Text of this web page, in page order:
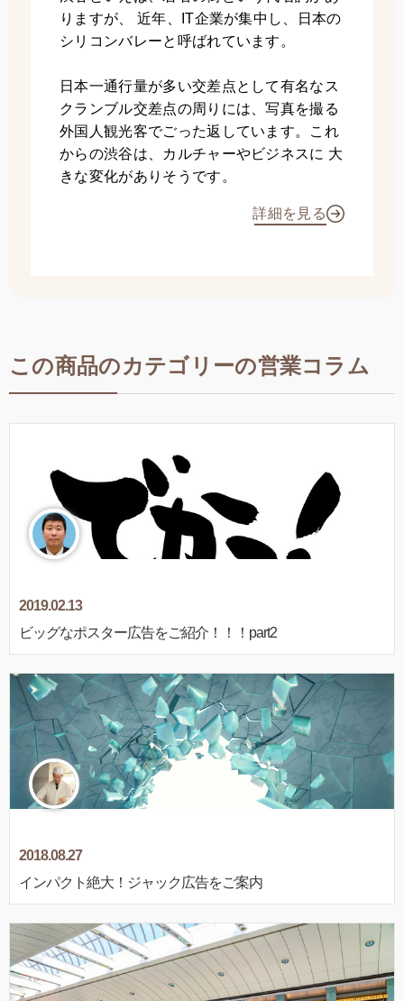
りますが、 近年、IT企業が集中し、日本の
シリコンバレーと呼ばれています。
日本一通行量が多い交差点として有名なス
クランブル交差点の周りには、写真を撮る
外国人観光客でごった返しています。これ
からの渋谷は、カルチャーやビジネスに 大
きな変化がありそうです。
詳細を見る
この商品のカテゴリーの営業コラム
2019.02.13
ビッグなポスター広告をご紹介！！！part2
2018.08.27
インパクト絶大！ジャック広告をご案内